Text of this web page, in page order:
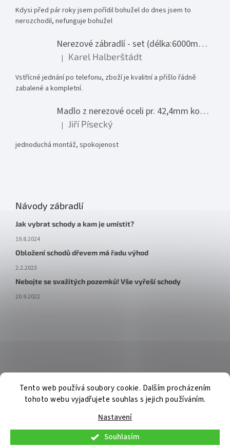
Tento web používá soubory cookie. Dalším procházením
tohoto webu vyjadřujete souhlas s jejich používáním.
Nastavení
Souhlasím
V pátek 7. 8. 2026 budou osobní konzultace a telefonická podpora
Kdysi před pár roky jsem pořídil bohužel do dnes jsem to
nerozchodil, nefunguje bohužel
Nerezové zábradlí - set (délka:6000mm x výška:1000mm)
Hodnocení produktu je 5 z 5 hvězdiček.
| Karel Halberštádt
Vstřícné jednání po telefonu, zboží je kvalitní a přišlo řádně
zabalené a kompletní.
Madlo z nerezové oceli pr. 42,4mm komplet - model 0116 - 3000mm
Hodnocení produktu je 5 z 5 hvězdiček.
| Jiří Písecký
jednoduchá montáž, spokojenost
Návody zábradlí
Jak vybrat schody a kam je umístit?
19.8.2024
Obložení schodů dřevem má řadu výhod
2.2.2023
Nebojte se svažitých pozemků! Vše vyřeší schody
20.9.2022